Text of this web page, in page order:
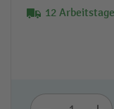
12 Arbeitstage